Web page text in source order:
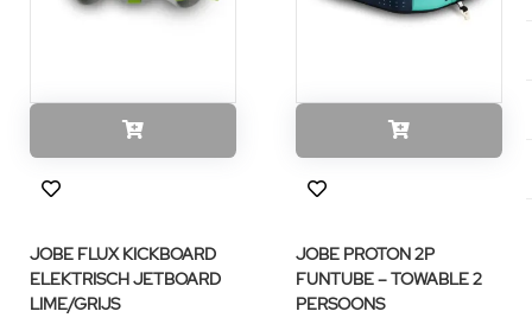
JOBE FLUX KICKBOARD
ELEKTRISCH JETBOARD
LIME/GRIJS
JOBE PROTON 2P
FUNTUBE – TOWABLE 2
PERSOONS